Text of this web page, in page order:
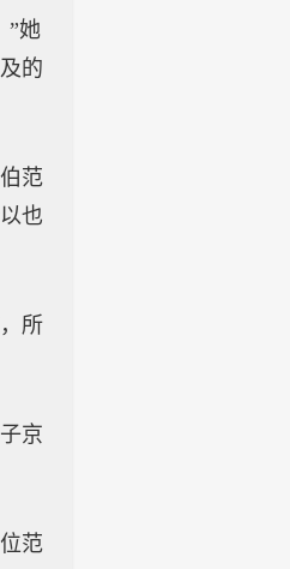
”她
的
范
也
所
京
范